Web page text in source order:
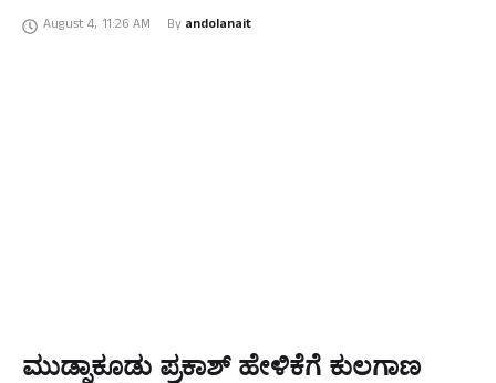
ಬಿಟ್ಟಿರುವ ಕಾರಣ ರಾತ್ರಿ …
August 4, 11:26 AM By andolanait
ಮುಡ್ನಾಕೂಡು ಪ್ರಕಾಶ್ ಹೇಳಿಕೆಗೆ ಕುಲಗಾಣ